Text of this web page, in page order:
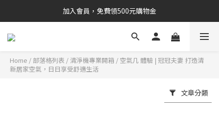
加入會員，免費領500元購物金
Home / 部落格列表 / 清淨機專業開箱 / 空氣几 體驗 | 冠冠夫妻 打造清
新居家空氣，日日享受舒適生活
文章分類